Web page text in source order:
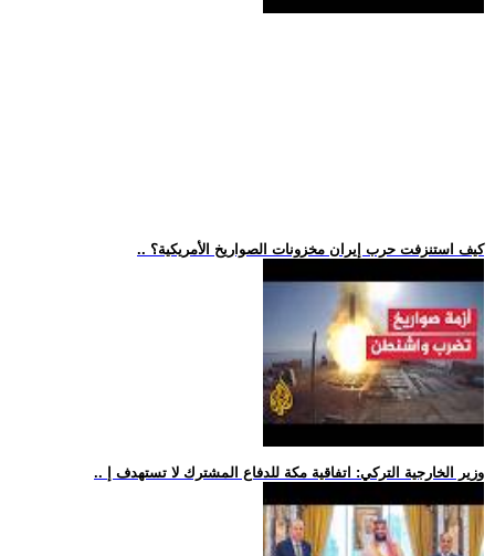
.. كيف استنزفت حرب إيران مخزونات الصواريخ الأمريكية؟
.. وزير الخارجية التركي: اتفاقية مكة للدفاع المشترك لا تستهدف إ